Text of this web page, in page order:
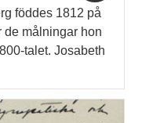
föddes 1812 på
de målningar hon
talet. Josabeth